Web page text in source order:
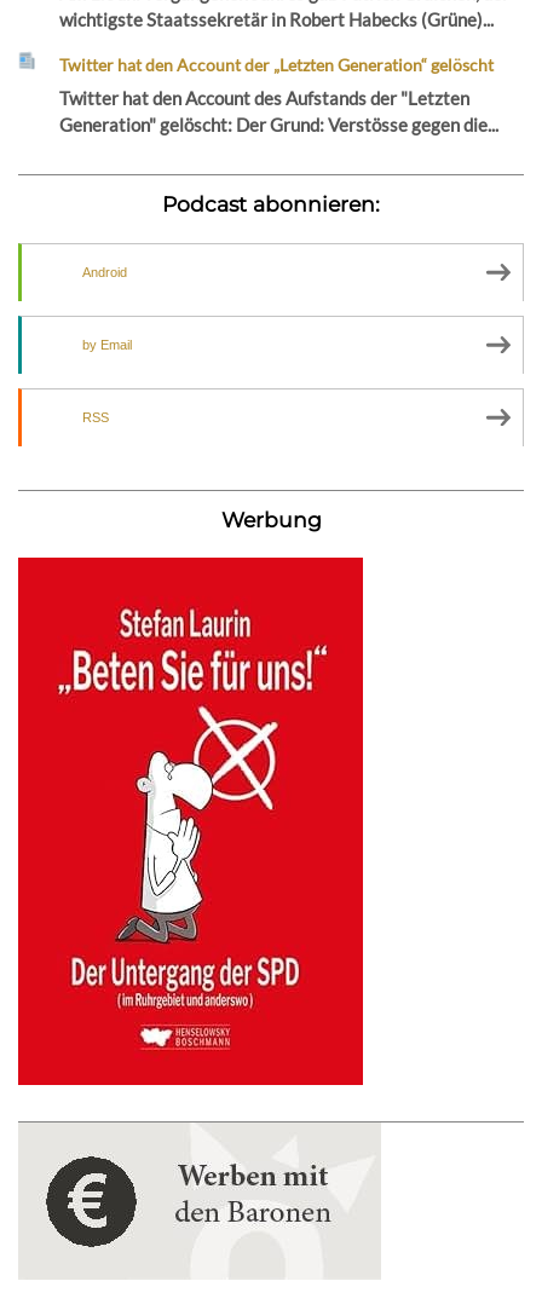
wichtigste Staatssekretär in Robert Habecks (Grüne)...
Twitter hat den Account der „Letzten Generation“ gelöscht
Twitter hat den Account des Aufstands der "Letzten
Generation" gelöscht: Der Grund: Verstösse gegen die...
Podcast abonnieren:
Android
by Email
RSS
Werbung